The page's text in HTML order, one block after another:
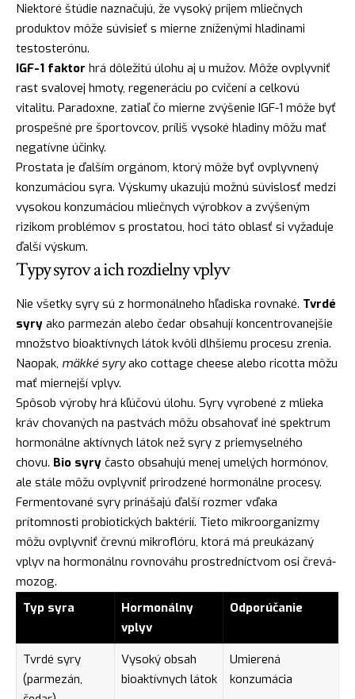
Niektoré štúdie naznačujú, že vysoký príjem mliečnych
produktov môže súvisieť s mierne zníženými hladinami
testosterónu.
IGF-1 faktor hrá dôležitú úlohu aj u mužov. Môže ovplyvniť
rast svalovej hmoty, regeneráciu po cvičení a celkovú
vitalitu. Paradoxne, zatiaľ čo mierne zvýšenie IGF-1 môže byť
prospešné pre športovcov, príliš vysoké hladiny môžu mať
negatívne účinky.
Prostata je ďalším orgánom, ktorý môže byť ovplyvnený
konzumáciou syra. Výskumy ukazujú možnú súvislosť medzi
vysokou konzumáciou mliečnych výrobkov a zvýšeným
rizikom problémov s prostatou, hoci táto oblasť si vyžaduje
ďalší výskum.
Typy syrov a ich rozdielny vplyv
Nie všetky syry sú z hormonálneho hľadiska rovnaké. Tvrdé
syry ako parmezán alebo čedar obsahují koncentrovanejšie
množstvo bioaktívnych látok kvôli dlhšiemu procesu zrenia.
Naopak, mäkké syryako cottage cheese alebo ricotta môžu
mať miernejší vplyv.
Spôsob výroby hrá kľúčovú úlohu. Syry vyrobené z mlieka
kráv chovaných na pastvách môžu obsahovať iné spektrum
hormonálne aktívnych látok než syry z priemyselného
chovu. Bio syry často obsahujú menej umelých hormónov,
ale stále môžu ovplyvniť prirodzené hormonálne procesy.
Fermentované syry prinášajú ďalší rozmer vďaka
prítomnosti probiotických baktérií. Tieto mikroorganizmy
môžu ovplyvniť črevnú mikroflóru, ktorá má preukázaný
vplyv na hormonálnu rovnováhu prostredníctvom osi črevá-
mozog.
Typ syra
Hormonálny
vplyv
Odporúčanie
Tvrdé syry
(parmezán,
Vysoký obsah
bioaktívnych látok
Umierená
konzumácia